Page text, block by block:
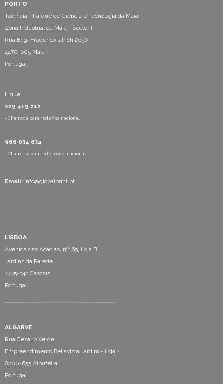
PORTO
Tecmaia - Parque de Ciência e Tecnologia da Maia
Zona Industrial da Maia - Sector I
Rua Eng. Frederico Ulrich 2650
4470-605 Maia
Portugal
Ligue:
229 419 212
- Chamada para rede fixa nacional
966 034 834
- Chamada para rede móvel nacional
Email: info@globalprint.pt
LISBOA
Avenida das Acácias, nº165, Loja B
Jardins da Parede
2775-342 Cascais
Portugal
ALGARVE
Rua Cesário Verde
Empreendimento Bellavista Jardim - Loja 2
8200-655 Albufeira
Portugal